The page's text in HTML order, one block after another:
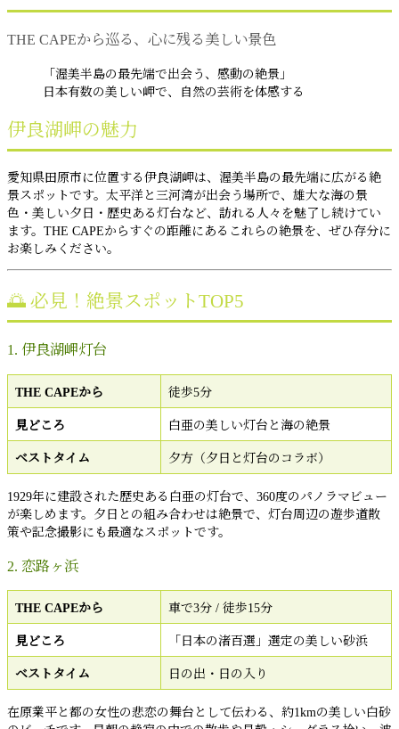
THE CAPEから巡る、心に残る美しい景色
「渥美半島の最先端で出会う、感動の絶景」
日本有数の美しい岬で、自然の芸術を体感する
伊良湖岬の魅力
愛知県田原市に位置する伊良湖岬は、渥美半島の最先端に広がる絶
景スポットです。太平洋と三河湾が出会う場所で、雄大な海の景
色・美しい夕日・歴史ある灯台など、訪れる人々を魅了し続けてい
ます。THE CAPEからすぐの距離にあるこれらの絶景を、ぜひ存分に
お楽しみください。
🌅 必見！絶景スポットTOP5
1. 伊良湖岬灯台
THE CAPEから 徒歩5分
見どころ 白亜の美しい灯台と海の絶景
ベストタイム 夕方（夕日と灯台のコラボ）
1929年に建設された歴史ある白亜の灯台で、360度のパノラマビュー
が楽しめます。夕日との組み合わせは絶景で、灯台周辺の遊歩道散
策や記念撮影にも最適なスポットです。
2. 恋路ヶ浜
THE CAPEから 車で3分 / 徒歩15分
見どころ 「日本の渚百選」選定の美しい砂浜
ベストタイム 日の出・日の入り
在原業平と都の女性の悲恋の舞台として伝わる、約1kmの美しい白砂